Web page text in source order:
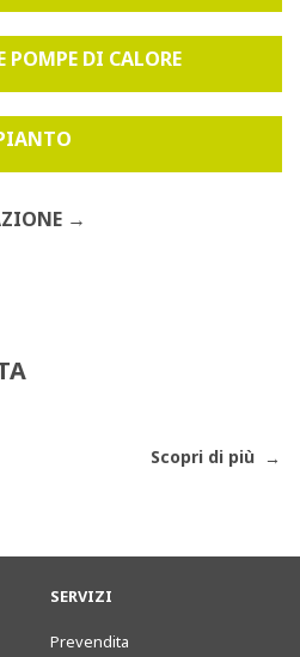
POMPE DI CALORE
Scopri di più
SERVIZI
Prevendita